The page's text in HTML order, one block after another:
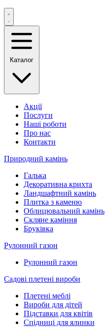
Каталог
Акції
Послуги
Наші роботи
Про нас
Контакти
Природний камінь
Галька
Декоративна крихта
Ландшафтний камінь
Плитка з каменю
Облицювальний камінь
Скляне каміння
Бруківка
Рулонний газон
Рулонний газон
Садові плетені вироби
Плетені меблі
Вироби для дітей
Підставки для квітів
Спідниці для ялинки